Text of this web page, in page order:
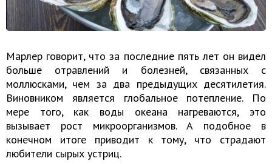
Марлер говорит, что за последние пять лет он видел
больше отравлений и болезней, связанных с
моллюсками, чем за два предыдущих десятилетия.
Виновником является глобальное потепление. По
мере того, как воды океана нагреваются, это
вызывает рост микроорганизмов. А подобное в
конечном итоге приводит к тому, что страдают
любители сырых устриц.